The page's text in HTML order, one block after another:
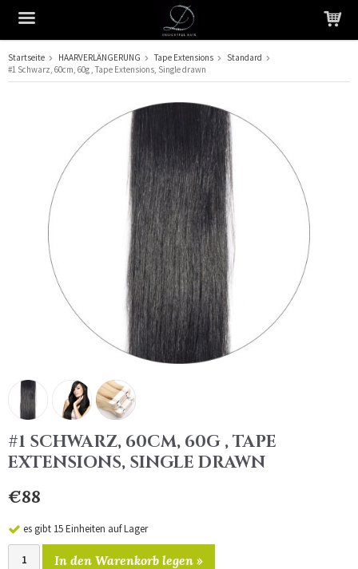
Das Produkt wurde in Ihren Warenkorb gelegt
Startseite HAARVERLÄNGERUNG Tape Extensions
Standard
#1 Schwarz, 60cm, 60g , Tape Extensions, Single drawn
#1 SCHWARZ, 60CM, 60G , TAPE
EXTENSIONS, SINGLE DRAWN
€88
es gibt 15 Einheiten auf Lager
In den Warenkorb legen »